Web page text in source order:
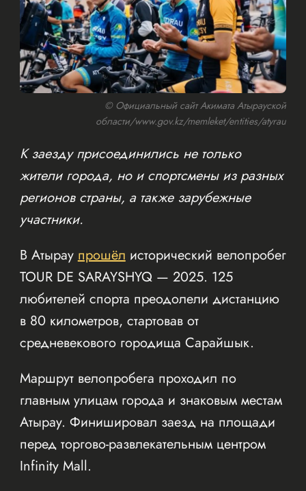
© Официальный сайт Акимата Атырауской
области/www.gov.kz/memleket/entities/atyrau
К заезду присоединились не только
жители города, но и спортсмены из разных
регионов страны, а также зарубежные
участники.
В Атыраупрошёлисторический велопробег
TOUR DE SARAYSHYQ — 2025. 125
любителей спорта преодолели дистанцию
в 80 километров, стартовав от
средневекового городища Сарайшык.
Маршрут велопробега проходил по
главным улицам города и знаковым местам
Атырау. Финишировал заезд на площади
перед торгово-развлекательным центром
Infinity Mall.